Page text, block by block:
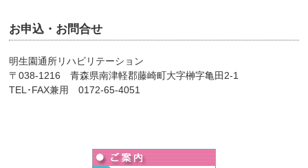
お申込・お問合せ
明生園通所リハビリテーション
〒038-1216 青森県南津軽郡藤崎町大字榊字亀田2-1
TEL･FAX兼用 0172-65-4051